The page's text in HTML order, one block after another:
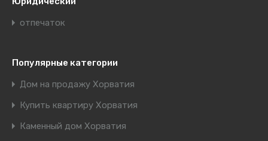
отпечаток
Популярные категории
Дом на продажу Хорватия
Купить квартиру Хорватия
Каменный дом Хорватия